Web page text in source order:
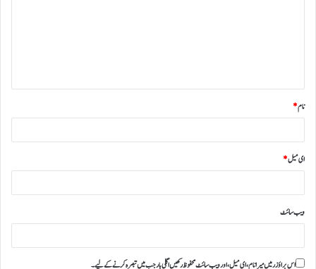
نام*
ای میل*
ویب‌ سائٹ
اس براؤزر میں میرا نام، ای میل، اور ویب سائٹ محفوظ رکھیں اگلی بار جب میں تبصرہ کرنے کےلیے۔